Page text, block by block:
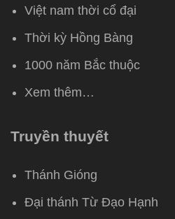
Việt nam thời cổ đại
Thời kỳ Hồng Bàng
1000 năm Bắc thuộc
Xem thêm…
Truyền thuyết
Thánh Gióng
Đại thánh Từ Đạo Hạnh